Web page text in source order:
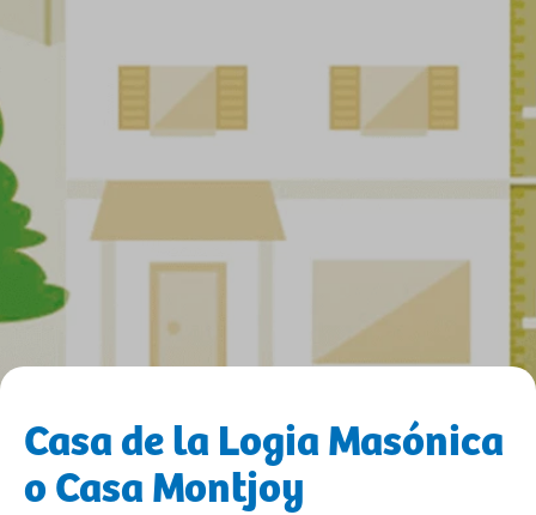
Casa de la Logia Masónica
o Casa Montjoy